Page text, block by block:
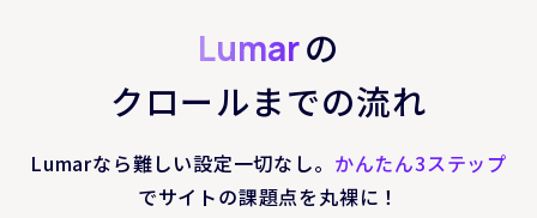
Lumarの
クロールまでの流れ
Lumarなら難しい設定一切なし。 かんたん3ステップ
でサイトの課題点を丸裸に！